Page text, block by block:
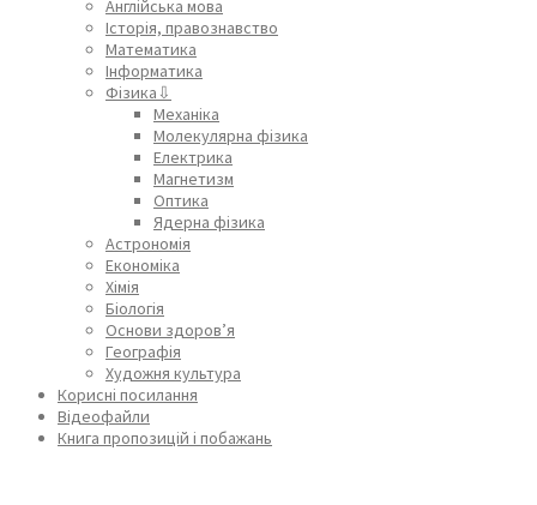
Англійська мова
Історія, правознавство
Математика
Інформатика
Фізика⇩
Механіка
Молекулярна фізика
Електрика
Магнетизм
Оптика
Ядерна фізика
Астрономія
Економіка
Хімія
Біологія
Основи здоров’я
Географія
Художня культура
Корисні посилання
Відеофайли
Книга пропозицій і побажань